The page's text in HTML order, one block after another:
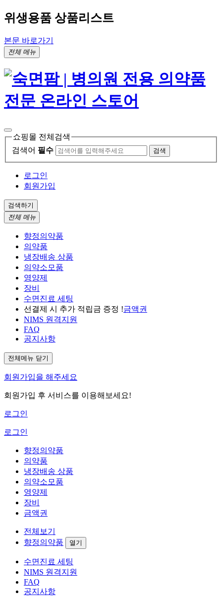
위생용품 상품리스트
본문 바로가기
전체 메뉴
쇼핑몰 전체검색
검색어 필수 검색
로그인
회원가입
검색하기
전체 메뉴
향정의약품
의약품
냉장배송 상품
의약소모품
영양제
장비
수면진료 세팅
선결제 시 추가 적립금 증정 !금액권
NIMS 원격지원
FAQ
공지사항
전체메뉴 닫기
회원가입을 해주세요
회원가입 후 서비스를 이용해보세요!
로그인
로그인
향정의약품
의약품
냉장배송 상품
의약소모품
영양제
장비
금액권
전체보기
향정의약품
열기
수면진료 세팅
NIMS 원격지원
FAQ
공지사항